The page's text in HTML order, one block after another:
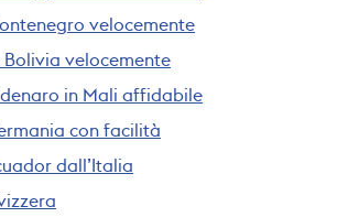
velocemente
Bolivia velocemente
denaro in Mali affidabile
con facilità
dall’Italia